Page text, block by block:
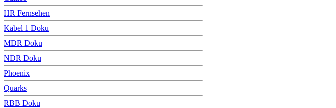
HR Fernsehen
Kabel 1 Doku
MDR Doku
NDR Doku
Phoenix
Quarks
RBB Doku